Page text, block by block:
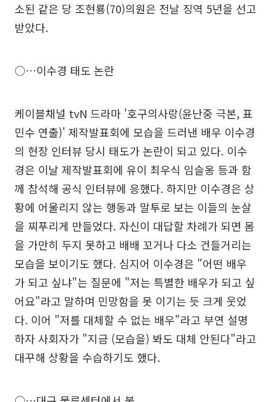
소된 같은 당 조현룡(70)의원은 전날 징역 5년을 선고
받았다.
○…이수경 태도 논란
케이블채널 tvN 드라마 '호구의사랑(윤난중 극본, 표
민수 연출)' 제작발표회에 모습을 드러낸 배우 이수경
의 현장 인터뷰 당시 태도가 논란이 되고 있다. 이수
경은 이날 제작발표회에 유이 최우식 임슬옹 등과 함
께 참석해 공식 인터뷰에 응했다. 하지만 이수경은 상
황에 어울리지 않는 행동과 말투로 보는 이들의 눈살
을 찌푸리게 만들었다. 자신이 대답할 차례가 되면 몸
을 가만히 두지 못하고 배배 꼬거나 다소 건들거리는
모습을 보이기도 했다. 심지어 이수경은 "어떤 배우
가 되고 싶냐"는 질문에 "저는 특별한 배우가 되고 싶
어요"라고 말하며 민망함을 못 이기는 듯 크게 웃었
다. 이어 "저를 대체할 수 없는 배우"라고 부연 설명
하자 사회자가 "지금 (모습을) 봐도 대체 안된다"라고
대꾸해 상황을 수습하기도 했다.